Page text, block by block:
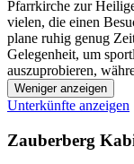
Pfarrkirche zur
vielen, die einen
plane ruhig genug
Gelegenheit, um
auszuprobieren,
Weniger anzeigen
Unterkünfte anzeigen
Zauberberg